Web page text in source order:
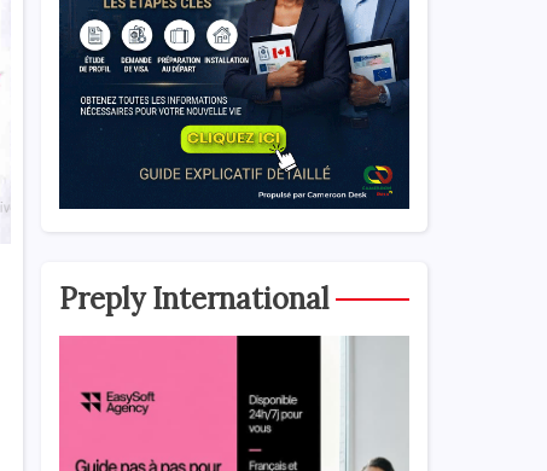
Preply International